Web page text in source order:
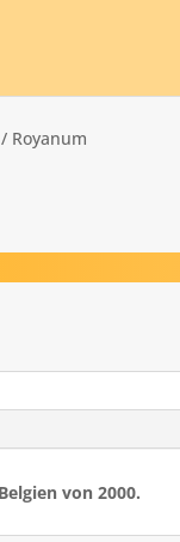
/ Royanum
von 2000.